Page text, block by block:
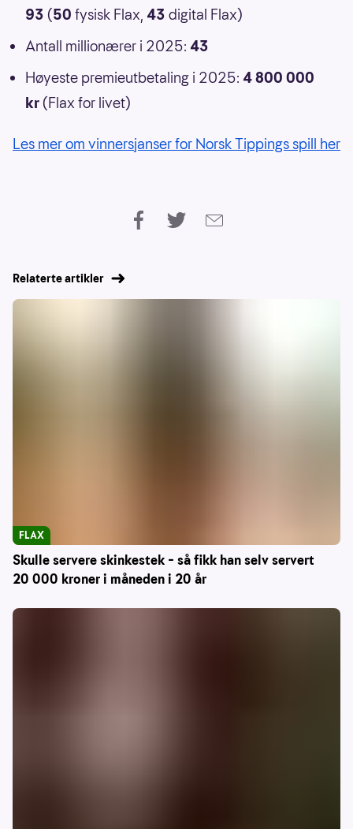
93 (50 fysisk Flax, 43 digital Flax)
Antall millionærer i 2025: 43
Høyeste premieutbetaling i 2025: 4 800 000
kr (Flax for livet)
Les mer om vinnersjanser for Norsk Tippings spill her
Relaterte artikler
Skulle servere skinkestek – så fikk han selv servert
20 000 kroner i måneden i 20 år
FLAX